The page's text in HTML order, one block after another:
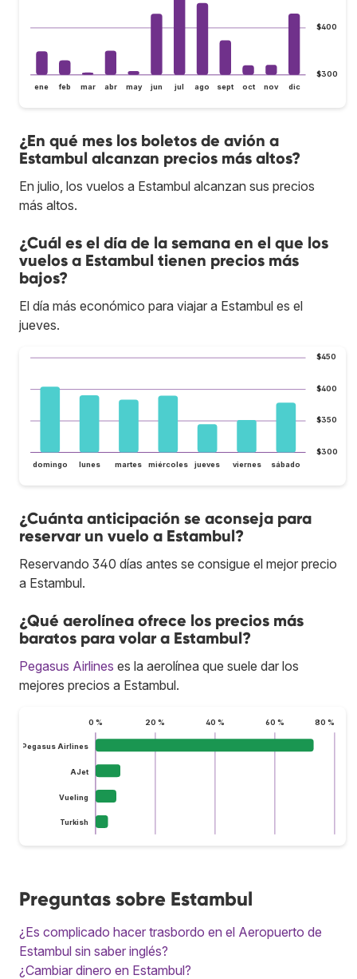
$300
$400
ene feb mar abr may jun jul ago sept oct nov dic
¿En qué mes los boletos de avión a
Estambul alcanzan precios más altos?
En julio, los vuelos a Estambul alcanzan sus precios
más altos.
¿Cuál es el día de la semana en el que los
vuelos a Estambul tienen precios más
bajos?
El día más económico para viajar a Estambul es el
jueves.
$300
$350
$400
$450
domingo lunes martes miércoles jueves viernes sábado
¿Cuánta anticipación se aconseja para
reservar un vuelo a Estambul?
Reservando 340 días antes se consigue el mejor precio
a Estambul.
¿Qué aerolínea ofrece los precios más
baratos para volar a Estambul?
Pegasus Airlines es la aerolínea que suele dar los
mejores precios a Estambul.
0 % 20 % 40 % 60 % 80 %
Pegasus Airlines
AJet
Vueling
Turkish
Preguntas sobre Estambul
¿Es complicado hacer trasbordo en el Aeropuerto de
Estambul sin saber inglés?
¿Cambiar dinero en Estambul?